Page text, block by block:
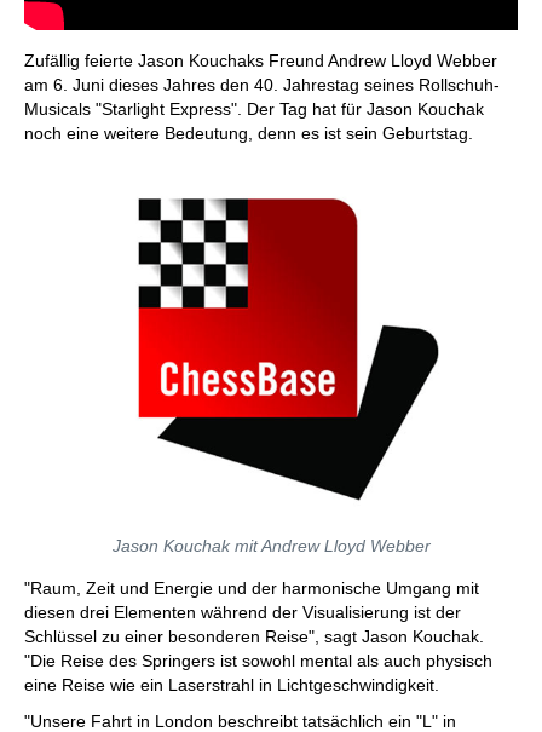
Zufällig feierte Jason Kouchaks Freund Andrew Lloyd Webber
am 6. Juni dieses Jahres den 40. Jahrestag seines Rollschuh-
Musicals "Starlight Express". Der Tag hat für Jason Kouchak
noch eine weitere Bedeutung, denn es ist sein Geburtstag.
Jason Kouchak mit Andrew Lloyd Webber
"Raum, Zeit und Energie und der harmonische Umgang mit
diesen drei Elementen während der Visualisierung ist der
Schlüssel zu einer besonderen Reise", sagt Jason Kouchak.
"Die Reise des Springers ist sowohl mental als auch physisch
eine Reise wie ein Laserstrahl in Lichtgeschwindigkeit.
"Unsere Fahrt in London beschreibt tatsächlich ein "L" in